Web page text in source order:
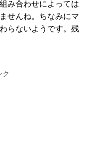
み合わせによっては
せんね。ちなみにマ
らないようです。残
ク